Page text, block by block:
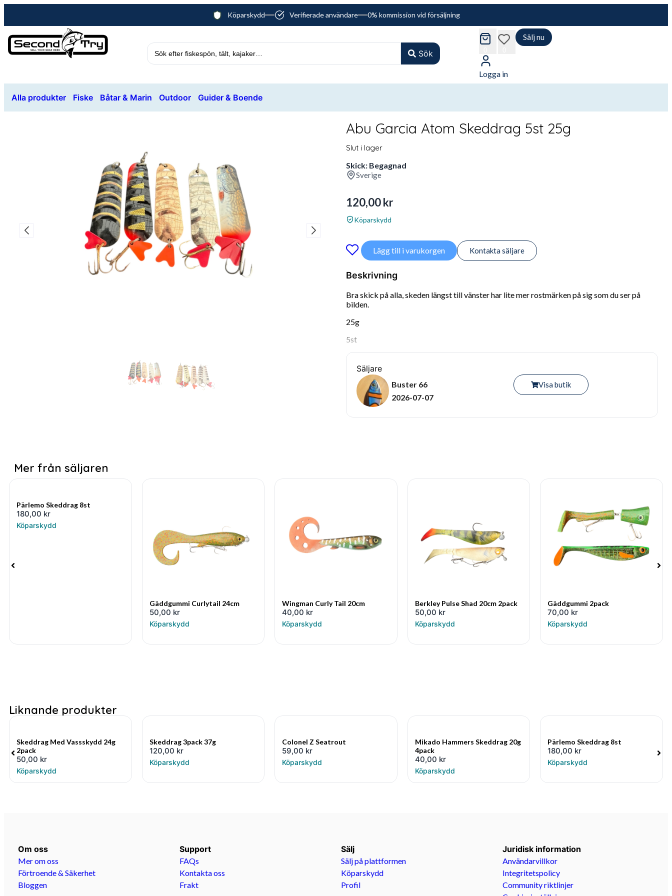
Köparskydd Verifierade användare 0% kommission vid försäljning
Sök
Logga in
Sälj nu
Alla produkter Fiske Båtar & Marin Outdoor Guider & Boende
Abu Garcia Atom Skeddrag 5st 25g
Slut i lager
Skick: Begagnad
Sverige
120,00kr
Köparskydd
Lägg till i varukorgen Kontakta säljare
Beskrivning
Bra skick på alla, skeden längst till vänster har lite mer rostmärken på sig som du ser på
bilden.
25g
5st
Säljare
Buster 66
2026-07-07
Visa butik
Mer från säljaren
Pärlemo Skeddrag 8st
180,00 kr
Köparskydd
Gäddgummi Curlytail 24cm
50,00 kr
Köparskydd
Wingman Curly Tail 20cm
40,00 kr
Köparskydd
Berkley Pulse Shad 20cm 2pack
50,00 kr
Köparskydd
Gäddgummi 2pack
70,00 kr
Köparskydd
Liknande produkter
Skeddrag Med Vassskydd 24g
2pack
50,00 kr
Köparskydd
Skeddrag 3pack 37g
120,00 kr
Köparskydd
Colonel Z Seatrout
59,00 kr
Köparskydd
Mikado Hammers Skeddrag 20g
4pack
40,00 kr
Köparskydd
Pärlemo Skeddrag 8st
180,00 kr
Köparskydd
Om oss
Mer om oss
Förtroende & Säkerhet
Bloggen
Support
FAQs
Kontakta oss
Frakt
Sälj
Sälj på plattformen
Köparskydd
Profil
Juridisk information
Användarvillkor
Integritetspolicy
Community riktlinjer